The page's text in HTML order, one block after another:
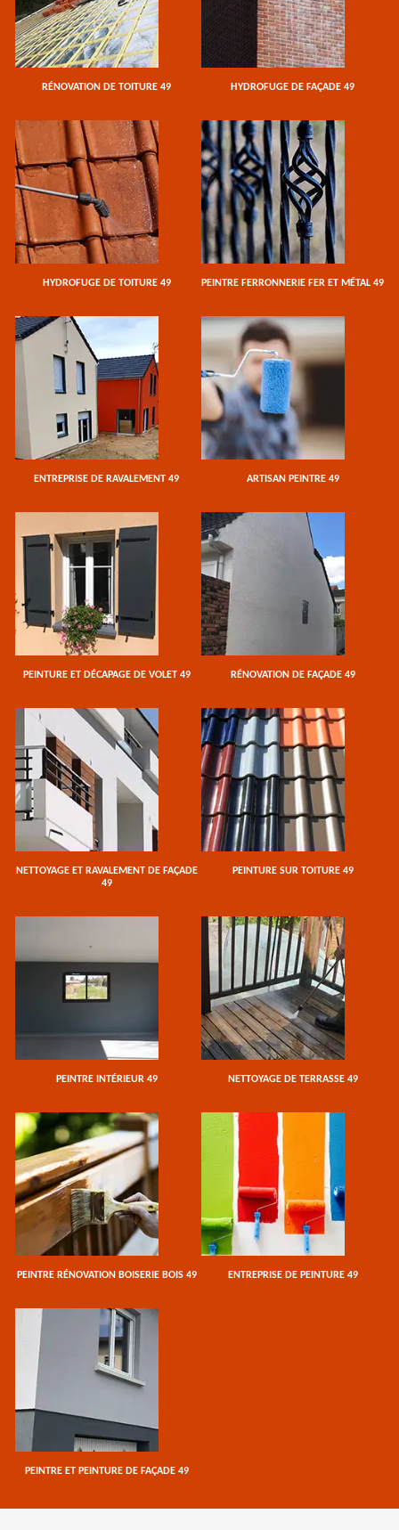
RÉNOVATION DE TOITURE 49 HYDROFUGE DE FAÇADE 49
HYDROFUGE DE TOITURE 49 PEINTRE FERRONNERIE FER ET MÉTAL 49
ENTREPRISE DE RAVALEMENT 49 ARTISAN PEINTRE 49
PEINTURE ET DÉCAPAGE DE VOLET 49 RÉNOVATION DE FAÇADE 49
NETTOYAGE ET RAVALEMENT DE FAÇADE
49
PEINTURE SUR TOITURE 49
PEINTRE INTÉRIEUR 49 NETTOYAGE DE TERRASSE 49
PEINTRE RÉNOVATION BOISERIE BOIS 49 ENTREPRISE DE PEINTURE 49
PEINTRE ET PEINTURE DE FAÇADE 49